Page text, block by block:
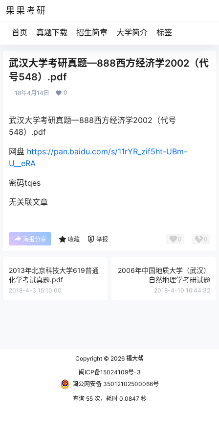
果果考研
首页 真题下载 招生简章 大学简介 标签
武汉大学考研真题—888西方经济学2002（代
号548）.pdf
18年4月14日 0
武汉大学考研真题—888西方经济学2002（代号
548）.pdf
网盘 https://pan.baidu.com/s/11rYR_zif5ht-UBm-
U__eRA
密码tqes
无关联文章
海报分享 收藏 举报 0 0
2013年北京科技大学619普通
化学考试真题.pdf
2018-4-3 15:10:00
2006年中国地质大学（武汉）
自然地理学考研试题
2018-4-10 16:44:32
Copyright © 2026 福大帮
闽ICP备15024109号-3
闽公网安备 35012102500066号
查询 55 次，耗时 0.0847 秒